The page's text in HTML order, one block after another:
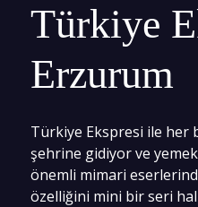
Türkiye
Erzurum
Türkiye Ekspresi ile her
şehrine gidiyor ve
önemli mimari
özelliğini mini bir seri